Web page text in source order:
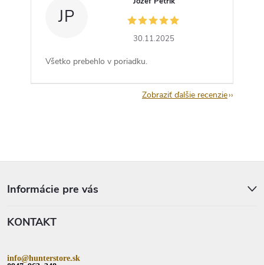
JP
30.11.2025
Všetko prebehlo v poriadku.
Zobraziť ďalšie recenzie
Informácie pre vás
KONTAKT
info@hunterstore.sk